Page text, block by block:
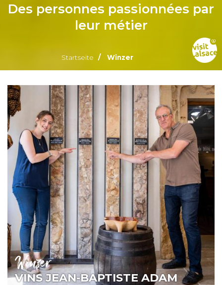
Des personnes passionnées par
leur métier
Startseite Winzer
Winzer
VINS JEAN-BAPTISTE ADAM